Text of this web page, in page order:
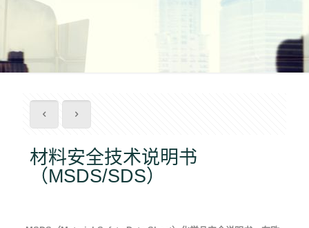
材料安全技术说明书
（MSDS/SDS）